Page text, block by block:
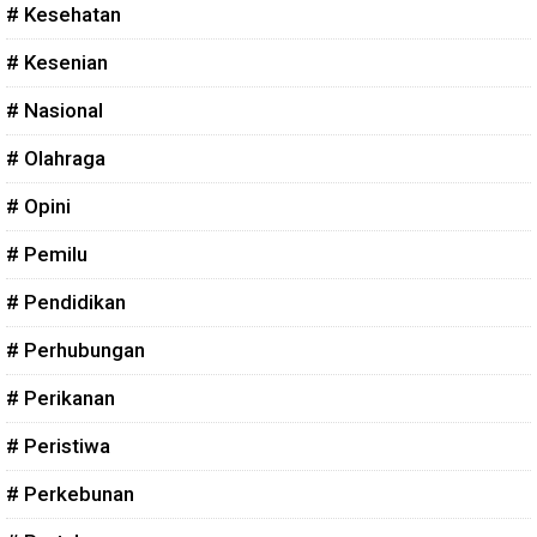
# Kesehatan
# Kesenian
# Nasional
# Olahraga
# Opini
# Pemilu
# Pendidikan
# Perhubungan
# Perikanan
# Peristiwa
# Perkebunan